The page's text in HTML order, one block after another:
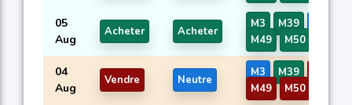
05
Aug
Acheter Acheter
M3 M39
M49
M50
04
Aug
Vendre Neutre
M3 M39
M49
M50